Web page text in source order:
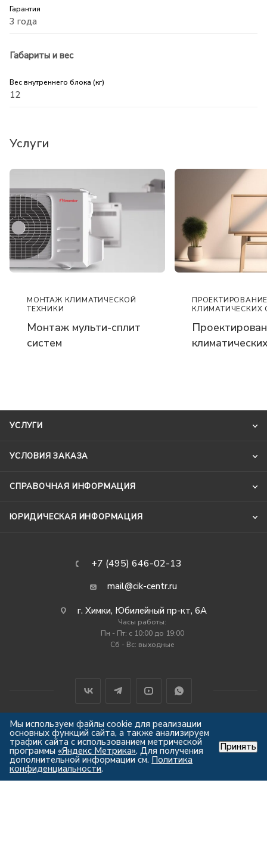
Гарантия
3 года
Габариты и вес
Вес внутреннего блока (кг)
12
Услуги
МОНТАЖ КЛИМАТИЧЕСКОЙ
ТЕХНИКИ
Монтаж мульти-сплит
систем
КЛИМАТИЧЕСКИХ
УСЛУГИ
УСЛОВИЯ ЗАКАЗА
СПРАВОЧНАЯ ИНФОРМАЦИЯ
ЮРИДИЧЕСКАЯ ИНФОРМАЦИЯ
+7 (495) 646-02-13
mail@cik-centr.ru
г. Химки, Юбилейный пр-кт, 6А
Часы работы:
Пн - Пт: c 10:00 до 19:00
Сб - Вс: выходные
2012-2026 © Центр Индустрии Климата
Все права защищены
Мы используем файлы cookie для реализации
основных функций сайта, а также анализируем
трафик сайта с использованием метрической
программы «Яндекс Метрика». Для получения
дополнительной информации см. Политика
конфиденциальности.
Принять